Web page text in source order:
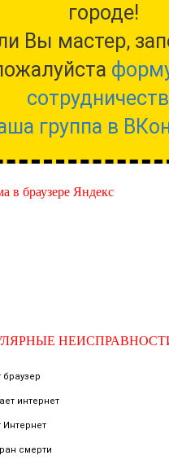
городе!
Вы мастер,
группа в
в браузере Яндекс
браузер
интернет
Интернет
смерти